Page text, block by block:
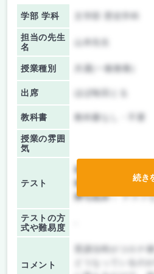
学部 学科
担当の先生
名
授業種別 共通(一般教養)
出席 ほぼ毎回とる
教科書 教科書なし・不要
授業の雰囲
気
テスト
前期/中間：
後期/期末：
テスト
持ち込み：テスト
テストの方
式や難易度
コメント
受講当時がコロナ
続き